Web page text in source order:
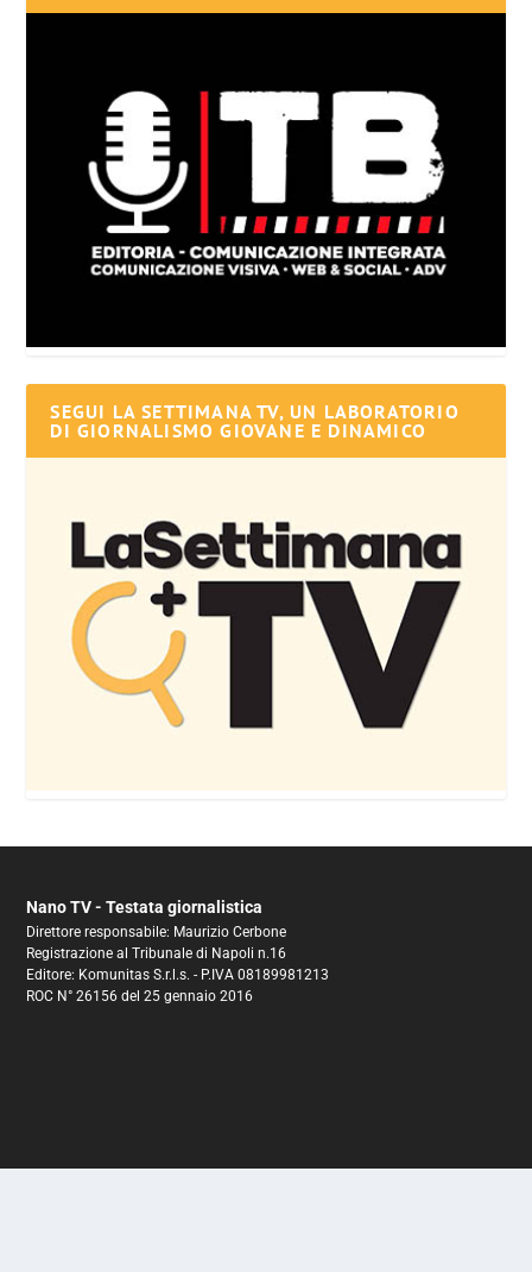
SEGUI LA SETTIMANA TV, UN LABORATORIO
DI GIORNALISMO GIOVANE E DINAMICO
Nano TV - Testata giornalistica
Direttore responsabile: Maurizio Cerbone
Registrazione al Tribunale di Napoli n.16
Editore: Komunitas S.r.l.s. - P.IVA 08189981213
ROC N° 26156 del 25 gennaio 2016